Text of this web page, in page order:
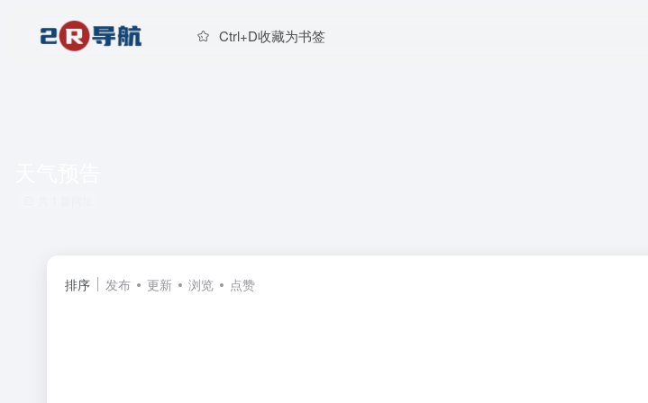
Ctrl+D收藏为书签
排序 发布 更新 浏览 点赞